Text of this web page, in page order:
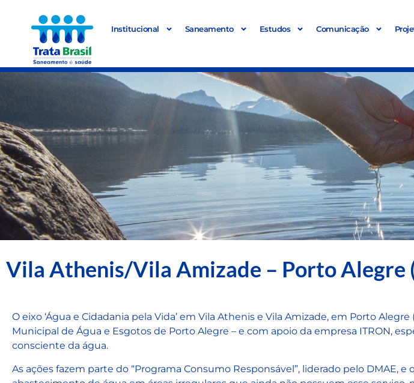
Institucional Saneamento Estudos Comunicação
Vila Athenis/Vila Amizade – Porto Alegre
O eixo ‘Água e Cidadania pela Vida’ em Vila Athenis e Vila Amizade, em Porto
Municipal de Água e Esgotos de Porto Alegre – e com apoio da empresa ITRON,
consciente da água.
As ações fazem parte do “Programa Consumo Responsável”, liderado pelo DMAE,